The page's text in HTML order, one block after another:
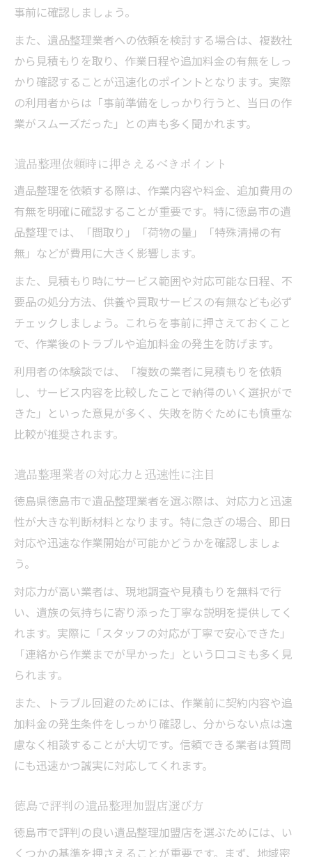
準
遺品整理業者の口コミや評判を活用する方
法
見積もり依頼で失敗しない遺品整理のコツ
遺品整理の見積もり依頼時に確認すべき点
遺品整理手数料や追加料金の注意事項
遺品整理依頼時の書類や準備物チェック
見積もり内容で選ぶ遺品整理業者の選択法
手間を減らす遺品整理の流れと準備ポイント
遺品整理作業の流れを効率よく進める方法
遺品整理依頼前にしておくべき確認事項
遺品整理業者との連携で準備を円滑に
遺品整理で役立つ整理術と仕分けのコツ
遺品整理の需要増加とその社会的背景
徳島市で遺品整理依頼が多い理由とは
高齢化と家族構成変化が遺品整理に与える
遺品整理依頼増加に伴うサービス多様化
遺品整理業者の対応力強化の実情
事前に確認しましょう。
また、遺品整理業者への依頼を検討する場合は、複数社
から見積もりを取り、作業日程や追加料金の有無をしっ
かり確認することが迅速化のポイントとなります。実際
の利用者からは「事前準備をしっかり行うと、当日の作
業がスムーズだった」との声も多く聞かれます。
遺品整理依頼時に押さえるべきポイント
遺品整理を依頼する際は、作業内容や料金、追加費用の
有無を明確に確認することが重要です。特に徳島市の遺
品整理では、「間取り」「荷物の量」「特殊清掃の有
無」などが費用に大きく影響します。
また、見積もり時にサービス範囲や対応可能な日程、不
要品の処分方法、供養や買取サービスの有無なども必ず
チェックしましょう。これらを事前に押さえておくこと
で、作業後のトラブルや追加料金の発生を防げます。
利用者の体験談では、「複数の業者に見積もりを依頼
し、サービス内容を比較したことで納得のいく選択がで
きた」といった意見が多く、失敗を防ぐためにも慎重な
比較が推奨されます。
遺品整理業者の対応力と迅速性に注目
徳島県徳島市で遺品整理業者を選ぶ際は、対応力と迅速
性が大きな判断材料となります。特に急ぎの場合、即日
対応や迅速な作業開始が可能かどうかを確認しましょ
う。
対応力が高い業者は、現地調査や見積もりを無料で行
い、遺族の気持ちに寄り添った丁寧な説明を提供してく
れます。実際に「スタッフの対応が丁寧で安心できた」
「連絡から作業までが早かった」という口コミも多く見
られます。
また、トラブル回避のためには、作業前に契約内容や追
加料金の発生条件をしっかり確認し、分からない点は遠
慮なく相談することが大切です。信頼できる業者は質問
にも迅速かつ誠実に対応してくれます。
徳島で評判の遺品整理加盟店選び方
徳島市で評判の良い遺品整理加盟店を選ぶためには、い
くつかの基準を押さえることが重要です。まず、地域密